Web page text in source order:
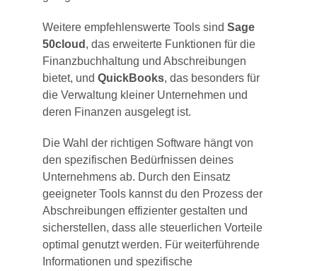
Weitere empfehlenswerte Tools sind Sage
50cloud , das erweiterte Funktionen für die
Finanzbuchhaltung und Abschreibungen
bietet, und QuickBooks, das besonders für
die Verwaltung kleiner Unternehmen und
deren Finanzen ausgelegt ist.
Die Wahl der richtigen Software hängt von
den spezifischen Bedürfnissen deines
Unternehmens ab. Durch den Einsatz
geeigneter Tools kannst du den Prozess der
Abschreibungen effizienter gestalten und
sicherstellen, dass alle steuerlichen Vorteile
optimal genutzt werden. Für weiterführende
Informationen und spezifische